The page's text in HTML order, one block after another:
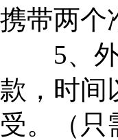
携带两个
5、外
款，时间
受。（只